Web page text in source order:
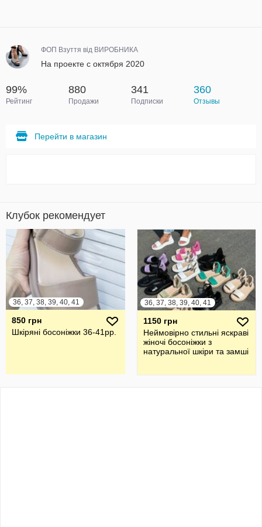
ФОП Взуття від ВИРОБНИКА
На проекте с октября 2020
99%
Рейтинг
880
Продажи
341
Подписки
360
Отзывы
Перейти в магазин
Клубок рекомендует
36, 37, 38, 39, 40, 41
850 грн
Шкіряні босоніжки 36-41рр.
36, 37, 38, 39, 40, 41
1150 грн
Неймовірно стильні яскраві
жіночі босоніжки з
натуральної шкіри та замші